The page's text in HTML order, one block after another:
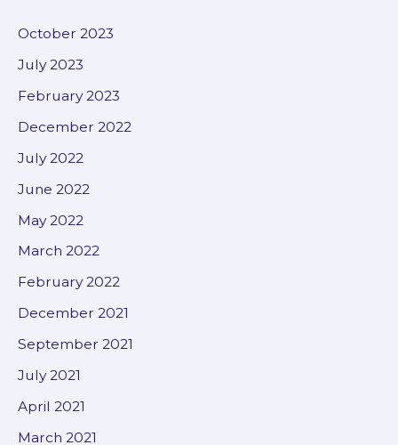
October 2023
July 2023
February 2023
December 2022
July 2022
June 2022
May 2022
March 2022
February 2022
December 2021
September 2021
July 2021
April 2021
March 2021